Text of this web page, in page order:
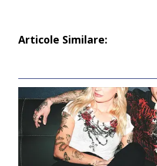
Articole Similare: